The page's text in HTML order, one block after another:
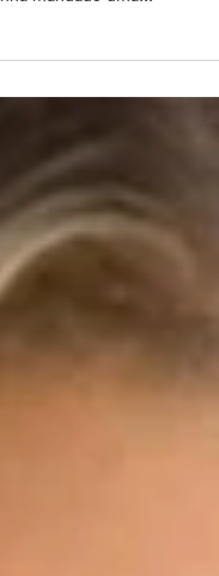
nega
Oliveira
é uma competição' foto:
Giovanna Lancellotti, de
mandado uma...